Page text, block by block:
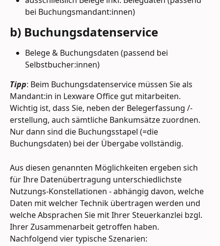
bei Buchungsmandant:innen)
b) Buchungsdatenservice
Belege & Buchungsdaten (passend bei
Selbstbucher:innen)
Tipp: Beim Buchungsdatenservice müssen Sie als
Mandant:in in Lexware Office gut mitarbeiten.
Wichtig ist, dass Sie, neben der Belegerfassung /-
erstellung, auch sämtliche Bankumsätze zuordnen.
Nur dann sind die Buchungsstapel (=die
Buchungsdaten) bei der Übergabe vollständig.
Aus diesen genannten Möglichkeiten ergeben sich
für Ihre Datenübertragung unterschiedlichste
Nutzungs-Konstellationen - abhängig davon, welche
Daten mit welcher Technik übertragen werden und
welche Absprachen Sie mit Ihrer Steuerkanzlei bzgl.
Ihrer Zusammenarbeit getroffen haben.
Nachfolgend vier typische Szenarien: